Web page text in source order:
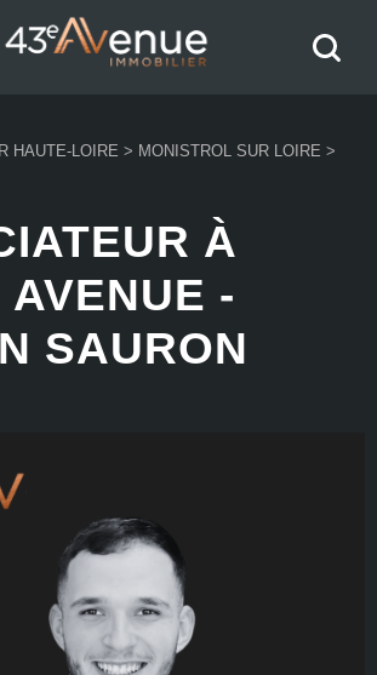
HAUTE-LOIRE > MONISTROL SUR LOIRE >
À
-
SAURON